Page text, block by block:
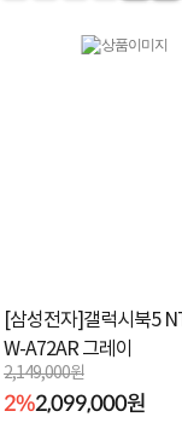
[삼성전자]갤럭시북5
W-A72AR 그레이
2,149,000원
2%2,099,000원